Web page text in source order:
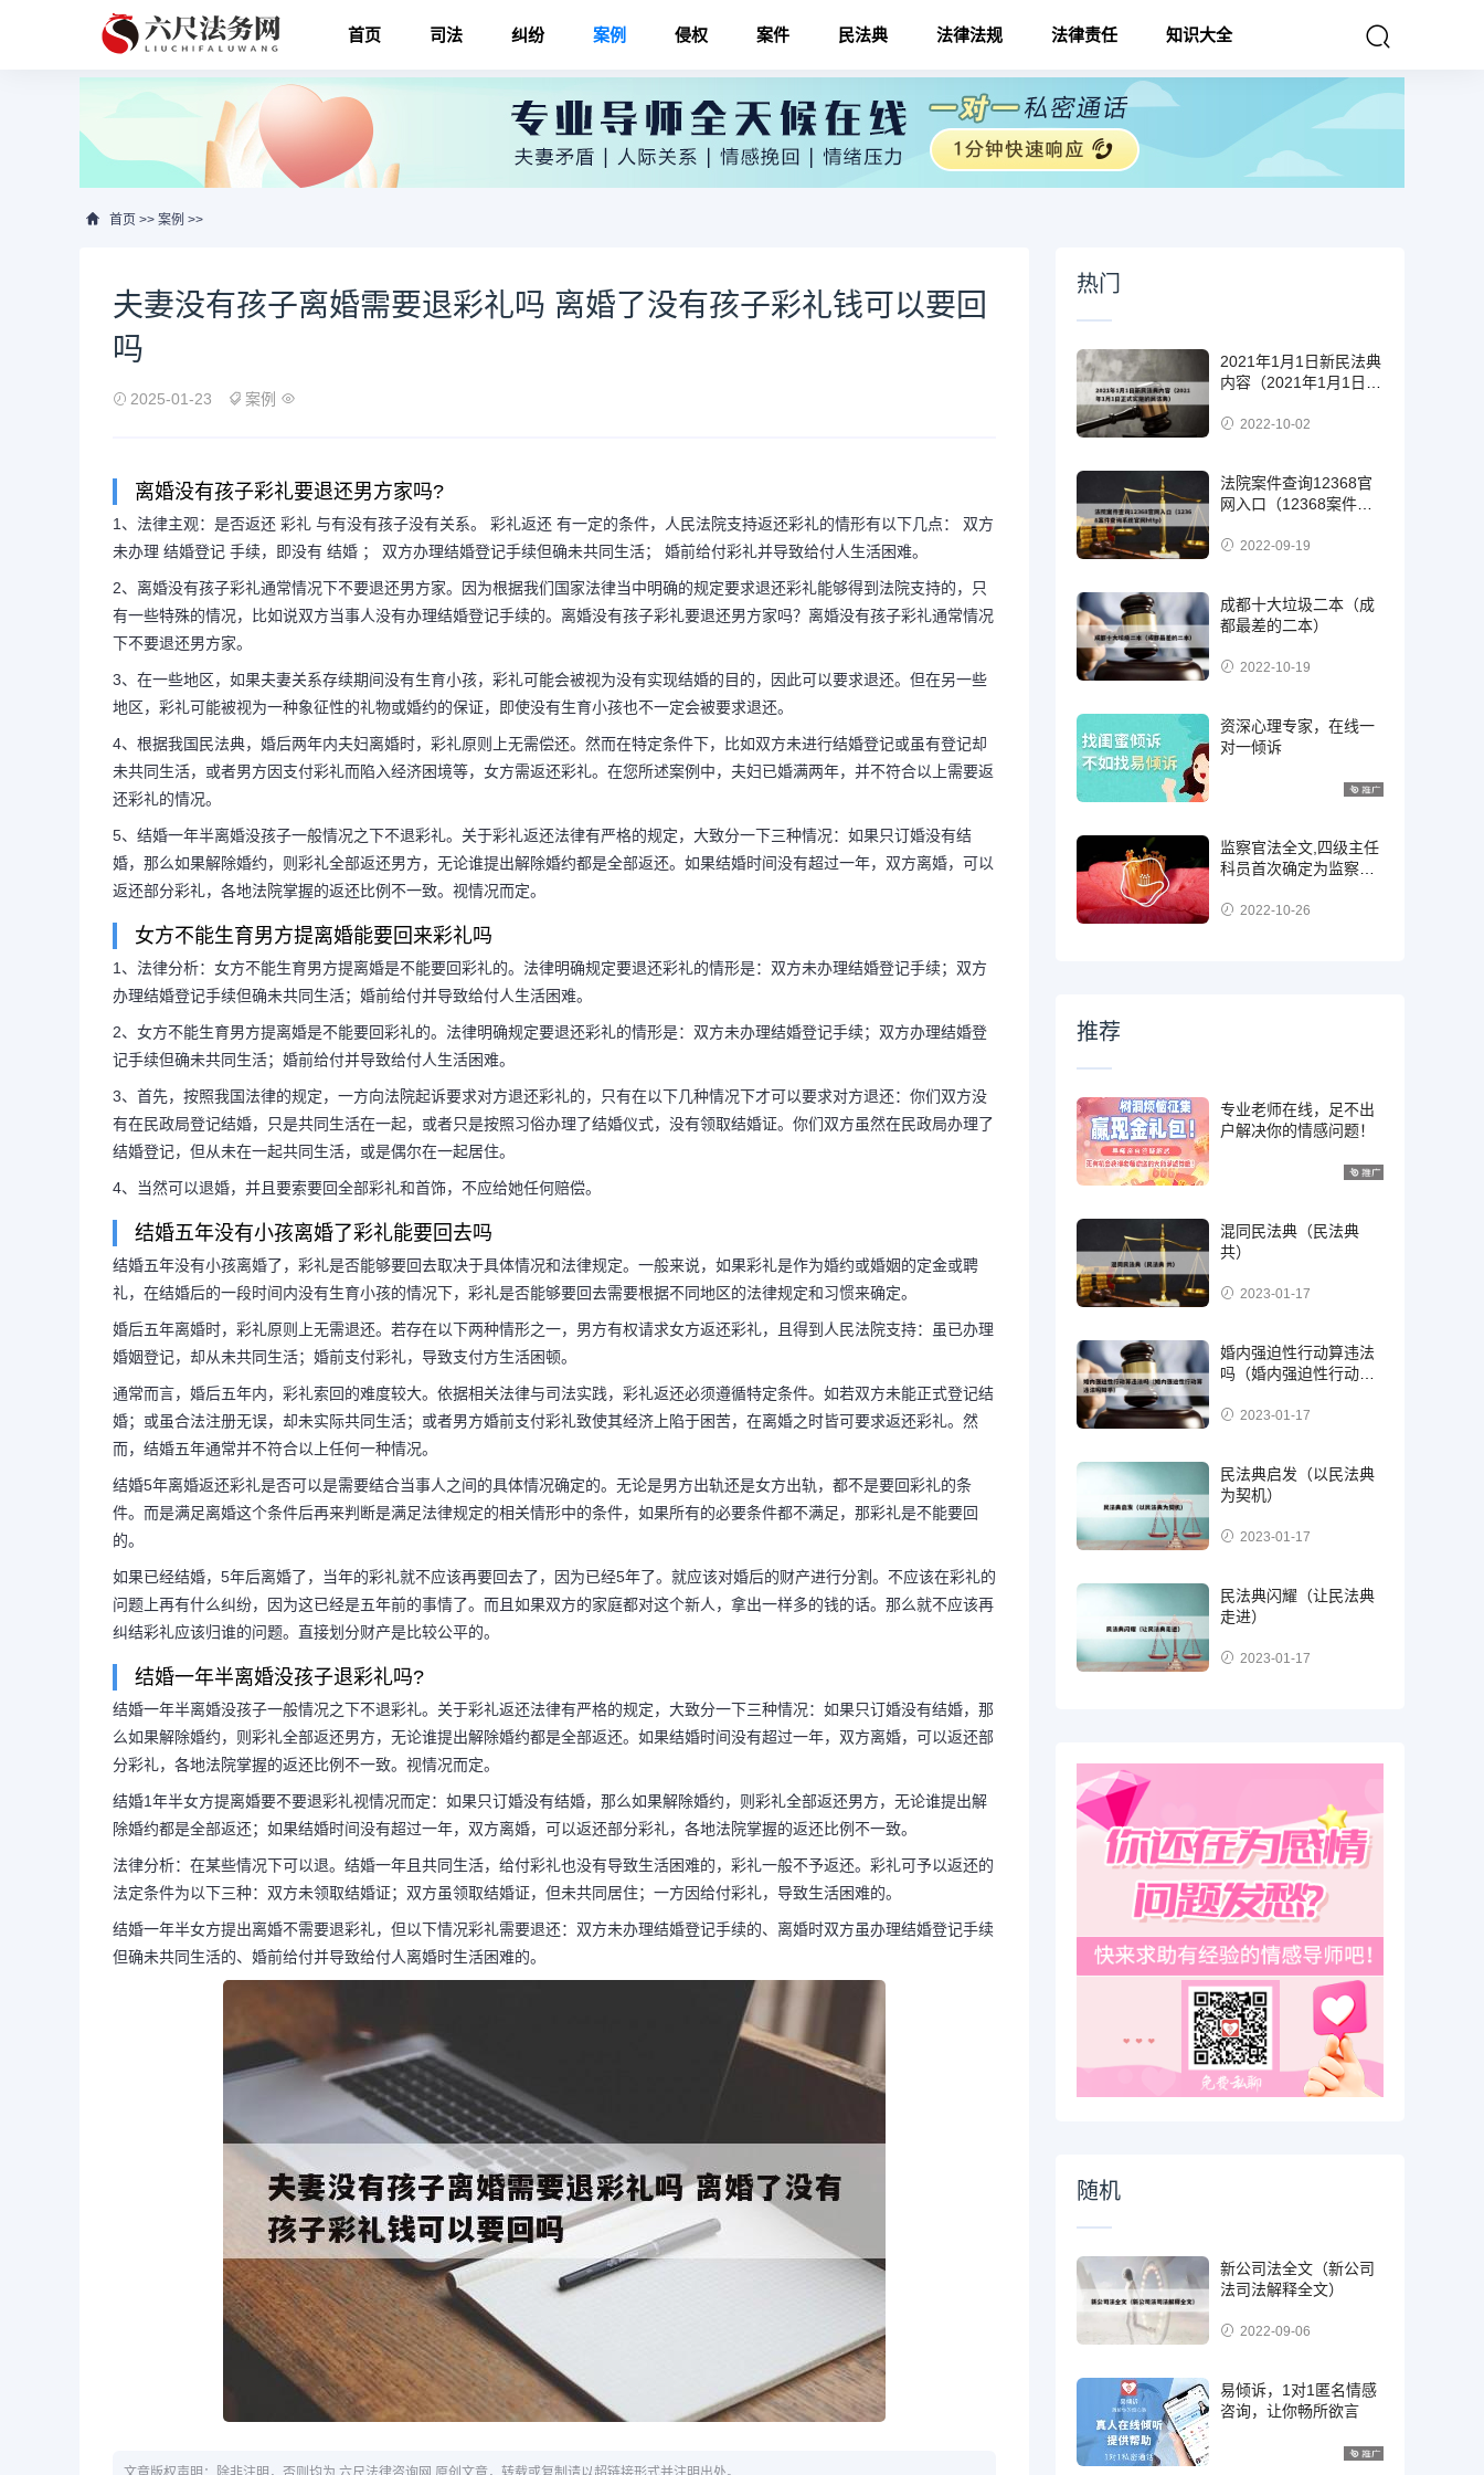
首页 司法 纠纷 案例 侵权 案件 民法典 法律法规 法律责任 知识大全
首页 >> 案例 >>
夫妻没有孩子离婚需要退彩礼吗 离婚了没有孩子彩礼钱可以要回
吗
2025-01-23 案例
离婚没有孩子彩礼要退还男方家吗?
1、法律主观：是否返还 彩礼 与有没有孩子没有关系。 彩礼返还 有一定的条件，人民法院支持返还彩礼的情形有以下几点： 双方
未办理 结婚登记 手续，即没有 结婚 ； 双方办理结婚登记手续但确未共同生活； 婚前给付彩礼并导致给付人生活困难。
2、离婚没有孩子彩礼通常情况下不要退还男方家。因为根据我们国家法律当中明确的规定要求退还彩礼能够得到法院支持的，只
有一些特殊的情况，比如说双方当事人没有办理结婚登记手续的。离婚没有孩子彩礼要退还男方家吗？离婚没有孩子彩礼通常情况
下不要退还男方家。
3、在一些地区，如果夫妻关系存续期间没有生育小孩，彩礼可能会被视为没有实现结婚的目的，因此可以要求退还。但在另一些
地区，彩礼可能被视为一种象征性的礼物或婚约的保证，即使没有生育小孩也不一定会被要求退还。
4、根据我国民法典，婚后两年内夫妇离婚时，彩礼原则上无需偿还。然而在特定条件下，比如双方未进行结婚登记或虽有登记却
未共同生活，或者男方因支付彩礼而陷入经济困境等，女方需返还彩礼。在您所述案例中，夫妇已婚满两年，并不符合以上需要返
还彩礼的情况。
5、结婚一年半离婚没孩子一般情况之下不退彩礼。关于彩礼返还法律有严格的规定，大致分一下三种情况：如果只订婚没有结
婚，那么如果解除婚约，则彩礼全部返还男方，无论谁提出解除婚约都是全部返还。如果结婚时间没有超过一年，双方离婚，可以
返还部分彩礼，各地法院掌握的返还比例不一致。视情况而定。
女方不能生育男方提离婚能要回来彩礼吗
1、法律分析：女方不能生育男方提离婚是不能要回彩礼的。法律明确规定要退还彩礼的情形是：双方未办理结婚登记手续；双方
办理结婚登记手续但确未共同生活；婚前给付并导致给付人生活困难。
2、女方不能生育男方提离婚是不能要回彩礼的。法律明确规定要退还彩礼的情形是：双方未办理结婚登记手续；双方办理结婚登
记手续但确未共同生活；婚前给付并导致给付人生活困难。
3、首先，按照我国法律的规定，一方向法院起诉要求对方退还彩礼的，只有在以下几种情况下才可以要求对方退还：你们双方没
有在民政局登记结婚，只是共同生活在一起，或者只是按照习俗办理了结婚仪式，没有领取结婚证。你们双方虽然在民政局办理了
结婚登记，但从未在一起共同生活，或是偶尔在一起居住。
4、当然可以退婚，并且要索要回全部彩礼和首饰，不应给她任何赔偿。
结婚五年没有小孩离婚了彩礼能要回去吗
结婚五年没有小孩离婚了，彩礼是否能够要回去取决于具体情况和法律规定。一般来说，如果彩礼是作为婚约或婚姻的定金或聘
礼，在结婚后的一段时间内没有生育小孩的情况下，彩礼是否能够要回去需要根据不同地区的法律规定和习惯来确定。
婚后五年离婚时，彩礼原则上无需退还。若存在以下两种情形之一，男方有权请求女方返还彩礼，且得到人民法院支持：虽已办理
婚姻登记，却从未共同生活；婚前支付彩礼，导致支付方生活困顿。
通常而言，婚后五年内，彩礼索回的难度较大。依据相关法律与司法实践，彩礼返还必须遵循特定条件。如若双方未能正式登记结
婚；或虽合法注册无误，却未实际共同生活；或者男方婚前支付彩礼致使其经济上陷于困苦，在离婚之时皆可要求返还彩礼。然
而，结婚五年通常并不符合以上任何一种情况。
结婚5年离婚返还彩礼是否可以是需要结合当事人之间的具体情况确定的。无论是男方出轨还是女方出轨，都不是要回彩礼的条
件。而是满足离婚这个条件后再来判断是满足法律规定的相关情形中的条件，如果所有的必要条件都不满足，那彩礼是不能要回
的。
如果已经结婚，5年后离婚了，当年的彩礼就不应该再要回去了，因为已经5年了。就应该对婚后的财产进行分割。不应该在彩礼的
问题上再有什么纠纷，因为这已经是五年前的事情了。而且如果双方的家庭都对这个新人，拿出一样多的钱的话。那么就不应该再
纠结彩礼应该归谁的问题。直接划分财产是比较公平的。
结婚一年半离婚没孩子退彩礼吗?
结婚一年半离婚没孩子一般情况之下不退彩礼。关于彩礼返还法律有严格的规定，大致分一下三种情况：如果只订婚没有结婚，那
么如果解除婚约，则彩礼全部返还男方，无论谁提出解除婚约都是全部返还。如果结婚时间没有超过一年，双方离婚，可以返还部
分彩礼，各地法院掌握的返还比例不一致。视情况而定。
结婚1年半女方提离婚要不要退彩礼视情况而定：如果只订婚没有结婚，那么如果解除婚约，则彩礼全部返还男方，无论谁提出解
除婚约都是全部返还；如果结婚时间没有超过一年，双方离婚，可以返还部分彩礼，各地法院掌握的返还比例不一致。
法律分析：在某些情况下可以退。结婚一年且共同生活，给付彩礼也没有导致生活困难的，彩礼一般不予返还。彩礼可予以返还的
法定条件为以下三种：双方未领取结婚证；双方虽领取结婚证，但未共同居住；一方因给付彩礼，导致生活困难的。
结婚一年半女方提出离婚不需要退彩礼，但以下情况彩礼需要退还：双方未办理结婚登记手续的、离婚时双方虽办理结婚登记手续
但确未共同生活的、婚前给付并导致给付人离婚时生活困难的。
热门
2021年1月1日新民法典
内容（2021年1月1日正
2022-10-02
法院案件查询12368官
网入口（12368案件查
2022-09-19
成都十大垃圾二本（成
都最差的二本）
2022-10-19
资深心理专家，在线一
对一倾诉
监察官法全文,四级主任
科员首次确定为监察
级?2022-10-26
推荐
专业老师在线，足不出
户解决你的情感问题！
混同民法典（民法典
共）
2023-01-17
婚内强迫性行动算违法
吗（婚内强迫性行动算
2023-01-17
民法典启发（以民法典
为契机）
2023-01-17
民法典闪耀（让民法典
走进）
2023-01-17
随机
新公司法全文（新公司
法司法解释全文）
2022-09-06
易倾诉，1对1匿名情感
咨询，让你畅所欲言
夫妻没有孩子离婚需要退彩礼吗 离婚了
没有孩子彩礼钱可以要回吗
1、法律主观：是否返还 彩礼 与有没有孩子没有关系。
彩礼返还 有一定的条件，人民法院支持返还彩礼的情形有以
下几点： 双方未办理 结婚登记 手续，即没有 结婚 ； ...
长按图片识别二维码阅读更多